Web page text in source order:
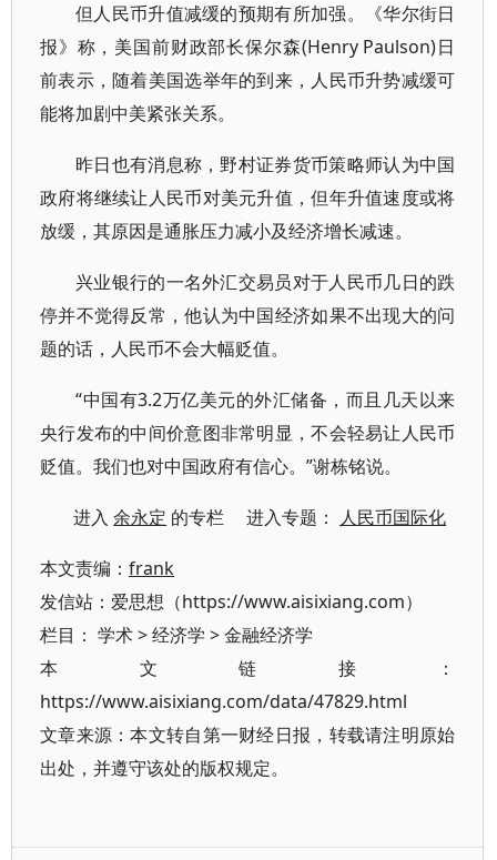
但人民币升值减缓的预期有所加强。《华尔街日
报》称，美国前财政部长保尔森(Henry Paulson)日
前表示，随着美国选举年的到来，人民币升势减缓可
能将加剧中美紧张关系。
昨日也有消息称，野村证券货币策略师认为中国
政府将继续让人民币对美元升值，但年升值速度或将
放缓，其原因是通胀压力减小及经济增长减速。
兴业银行的一名外汇交易员对于人民币几日的跌
停并不觉得反常，他认为中国经济如果不出现大的问
题的话，人民币不会大幅贬值。
“中国有3.2万亿美元的外汇储备，而且几天以来
央行发布的中间价意图非常明显，不会轻易让人民币
贬值。我们也对中国政府有信心。”谢栋铭说。
进入余永定 的专栏 进入专题： 人民币国际化
本文责编： frank
发信站：爱思想（https://www.aisixiang.com）
栏目： 学术>经济学 >金融经济学
本文链接：
https://www.aisixiang.com/data/47829.html
文章来源：本文转自第一财经日报，转载请注明原始
出处，并遵守该处的版权规定。